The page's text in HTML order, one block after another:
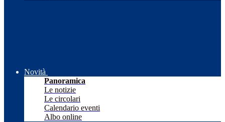
Novità
Panoramica
Le notizie
Le circolari
Calendario eventi
Albo online